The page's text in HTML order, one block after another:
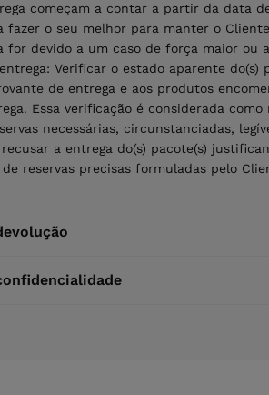
começam a contar a partir da data
fazer o seu melhor para manter o
for devido a um caso de força maior ou
Verificar o estado aparente
de entrega e aos produtos
Essa verificação é considerada
necessárias, circunstanciadas,
a entrega do(s) pacote(s)
reservas precisas formuladas pelo